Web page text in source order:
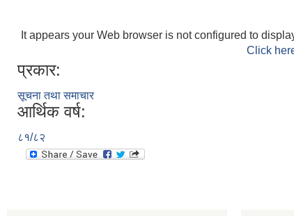
It appears your Web browser is not configured to
Click
प्रकार:
सूचना तथा समाचार
आर्थिक वर्ष:
८१/८२